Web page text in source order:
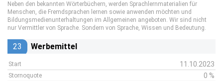
Neben den bekannten Wörterbüchern, werden Sprachlernmaterialien für
Menschen, die Fremdsprachen lernen sowie anwenden möchten und
Bildungsmedienunterhaltungen im Allgemeinen angeboten. Wir sind nicht
nur Vermittler von Sprache. Sondern von Sprache, Wissen und Bedeutung.
23 Werbemittel
Start 11.10.2023
Stornoquote 0 %